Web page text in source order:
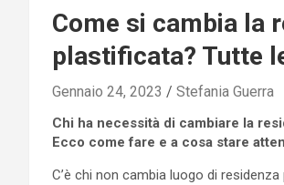
Come si cambia la
plastificata? Tutte
Gennaio 24, 2023 Stefania Guerra
Chi ha necessità di cambiare la
Ecco come fare e a cosa stare
C’è chi non cambia luogo di